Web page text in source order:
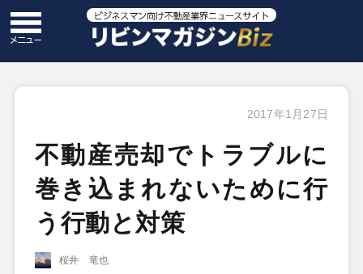
2017年1月27日
不動産売却でトラブルに
巻き込まれないために行
う行動と対策
桜井 竜也